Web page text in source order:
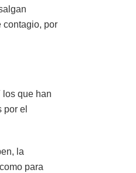
contagio, por
los que han
el
la
para